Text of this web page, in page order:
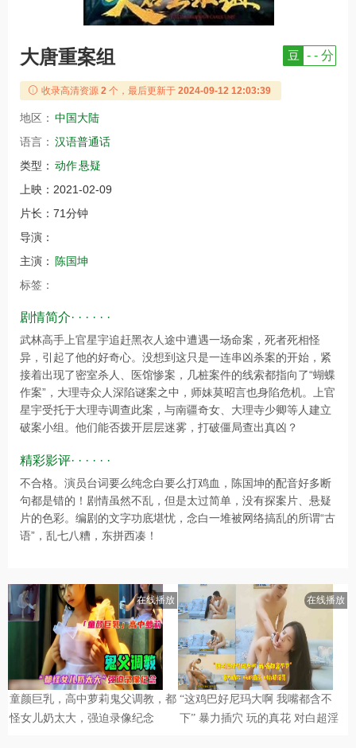
大唐重案组 豆 - - 分
收录高清资源 2 个，最后更新于 2024-09-12 12:03:39
地区： 中国大陆
语言： 汉语普通话
类型： 动作悬疑
上映： 2021-02-09
片长： 71分钟
导演：
主演：
陈国坤
标签：
剧情简介· · · · · ·
武林高手上官星宇追赶黑衣人途中遭遇一场命案，死者死相怪
异，引起了他的好奇心。没想到这只是一连串凶杀案的开始，紧
接着出现了密室杀人、医馆惨案，几桩案件的线索都指向了“蝴蝶
作案”，大理寺众人深陷谜案之中，师妹莫昭言也身陷危机。上官
星宇受托于大理寺调查此案，与南疆奇女、大理寺少卿等人建立
破案小组。他们能否拨开层层迷雾，打破僵局查出真凶？
精彩影评· · · · · ·
不合格。演员台词要么纯念白要么打鸡血，陈国坤的配音好多断
句都是错的！剧情虽然不乱，但是太过简单，没有探案片、悬疑
片的色彩。编剧的文字功底堪忧，念白一堆被网络搞乱的所谓“古
语”，乱七八糟，东拼西凑！